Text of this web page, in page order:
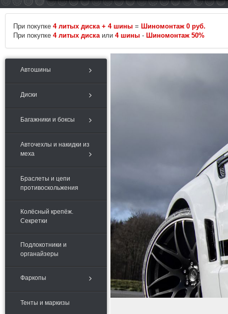
При покупке 4 литых диска + 4 шины = Шиномонтаж 0 руб.
При покупке 4 литых диска или 4 шины - Шиномонтаж 50%
Автошины
Диски
Багажники и боксы
Авточехлы и накидки из
меха
Браслеты и цепи
противоскольжения
Колёсный крепёж.
Секретки
Подлокотники и
органайзеры
Фаркопы
Тенты и маркизы